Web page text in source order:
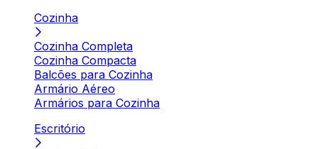
Cozinha
Cozinha Completa
Cozinha Compacta
Balcões para Cozinha
Armário Aéreo
Armários para Cozinha
Escritório